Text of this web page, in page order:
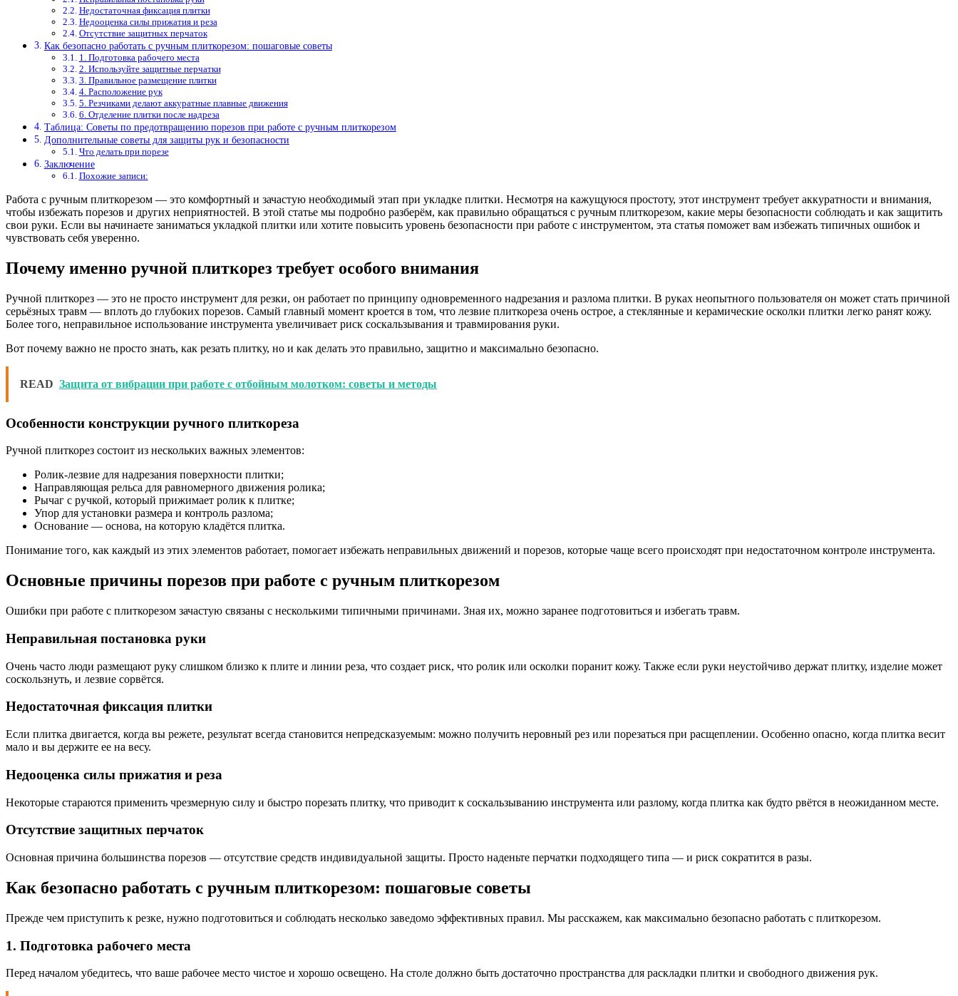
Недостаточная фиксация плитки
Недооценка силы прижатия и реза
Отсутствие защитных перчаток
Как безопасно работать с ручным плиткорезом: пошаговые советы
1. Подготовка рабочего места
2. Используйте защитные перчатки
3. Правильное размещение плитки
4. Расположение рук
5. Резчиками делают аккуратные плавные движения
6. Отделение плитки после надреза
Таблица: Советы по предотвращению порезов при работе с ручным плиткорезом
Дополнительные советы для защиты рук и безопасности
Что делать при порезе
Заключение
Похожие записи:
Работа с ручным плиткорезом — это комфортный и зачастую необходимый этап при укладке плитки. Несмотря на кажущуюся простоту, этот инструмент требует аккуратности и внимания,
чтобы избежать порезов и других неприятностей. В этой статье мы подробно разберём, как правильно обращаться с ручным плиткорезом, какие меры безопасности соблюдать и как защитить
свои руки. Если вы начинаете заниматься укладкой плитки или хотите повысить уровень безопасности при работе с инструментом, эта статья поможет вам избежать типичных ошибок и
чувствовать себя уверенно.
Почему именно ручной плиткорез требует особого внимания
Ручной плиткорез — это не просто инструмент для резки, он работает по принципу одновременного надрезания и разлома плитки. В руках неопытного пользователя он может стать причиной
серьёзных травм — вплоть до глубоких порезов. Самый главный момент кроется в том, что лезвие плиткореза очень острое, а стеклянные и керамические осколки плитки легко ранят кожу.
Более того, неправильное использование инструмента увеличивает риск соскальзывания и травмирования руки.
Вот почему важно не просто знать, как резать плитку, но и как делать это правильно, защитно и максимально безопасно.
READ Защита от вибрации при работе с отбойным молотком: советы и методы
Особенности конструкции ручного плиткореза
Ручной плиткорез состоит из нескольких важных элементов:
Ролик-лезвие для надрезания поверхности плитки;
Направляющая рельса для равномерного движения ролика;
Рычаг с ручкой, который прижимает ролик к плитке;
Упор для установки размера и контроль разлома;
Основание — основа, на которую кладётся плитка.
Понимание того, как каждый из этих элементов работает, помогает избежать неправильных движений и порезов, которые чаще всего происходят при недостаточном контроле инструмента.
Основные причины порезов при работе с ручным плиткорезом
Ошибки при работе с плиткорезом зачастую связаны с несколькими типичными причинами. Зная их, можно заранее подготовиться и избегать травм.
Неправильная постановка руки
Очень часто люди размещают руку слишком близко к плите и линии реза, что создает риск, что ролик или осколки поранит кожу. Также если руки неустойчиво держат плитку, изделие может
соскользнуть, и лезвие сорвётся.
Недостаточная фиксация плитки
Если плитка двигается, когда вы режете, результат всегда становится непредсказуемым: можно получить неровный рез или порезаться при расщеплении. Особенно опасно, когда плитка весит
мало и вы держите ее на весу.
Недооценка силы прижатия и реза
Некоторые стараются применить чрезмерную силу и быстро порезать плитку, что приводит к соскальзыванию инструмента или разлому, когда плитка как будто рвётся в неожиданном месте.
Отсутствие защитных перчаток
Основная причина большинства порезов — отсутствие средств индивидуальной защиты. Просто наденьте перчатки подходящего типа — и риск сократится в разы.
Как безопасно работать с ручным плиткорезом: пошаговые советы
Прежде чем приступить к резке, нужно подготовиться и соблюдать несколько заведомо эффективных правил. Мы расскажем, как максимально безопасно работать с плиткорезом.
1. Подготовка рабочего места
Перед началом убедитесь, что ваше рабочее место чистое и хорошо освещено. На столе должно быть достаточно пространства для раскладки плитки и свободного движения рук.